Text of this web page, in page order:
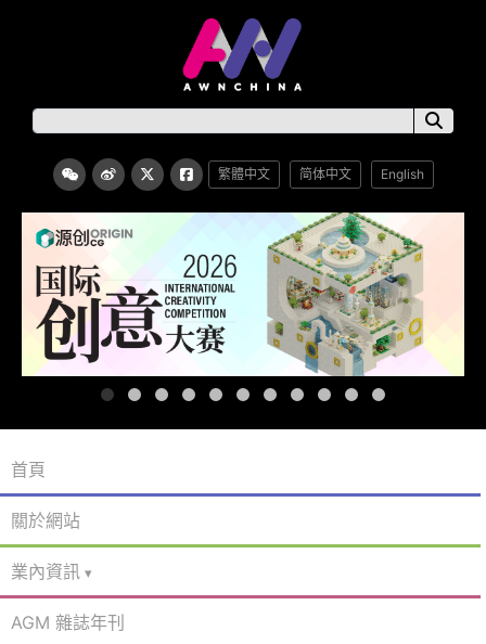
繁體中文 简体中文 English
首頁
關於網站
業內資訊
AGM 雜誌年刊